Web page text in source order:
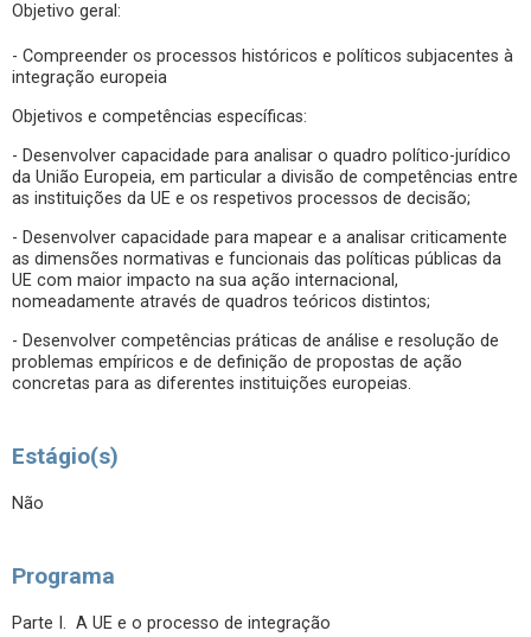
Objetivo geral:
- Compreender os processos históricos e políticos subjacentes à
integração europeia
Objetivos e competências específicas:
- Desenvolver capacidade para analisar o quadro político-jurídico
da União Europeia, em particular a divisão de competências entre
as instituições da UE e os respetivos processos de decisão;
- Desenvolver capacidade para mapear e a analisar criticamente
as dimensões normativas e funcionais das políticas públicas da
UE com maior impacto na sua ação internacional,
nomeadamente através de quadros teóricos distintos;
- Desenvolver competências práticas de análise e resolução de
problemas empíricos e de definição de propostas de ação
concretas para as diferentes instituições europeias.
Estágio(s)
Não
Programa
Parte I. A UE e o processo de integração